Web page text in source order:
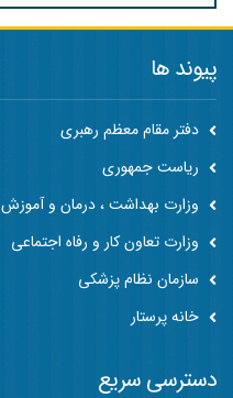
پیوند ها
دفتر مقام معظم رهبری
ریاست جمهوری
وزارت بهداشت ، درمان و آموزش
وزارت تعاون کار و رفاه اجتماعی
سازمان نظام پزشکی
خانه پرستار
دسترسی سریع